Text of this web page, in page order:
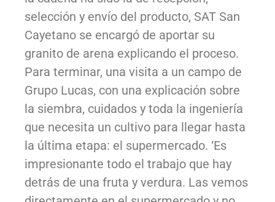
selección y envío del producto, SAT San
Cayetano se encargó de aportar su
granito de arena explicando el proceso.
Para terminar, una visita a un campo de
Grupo Lucas, con una explicación sobre
la siembra, cuidados y toda la ingeniería
que necesita un cultivo para llegar hasta
la última etapa: el supermercado. ‘Es
impresionante todo el trabajo que hay
detrás de una fruta y verdura. Las vemos